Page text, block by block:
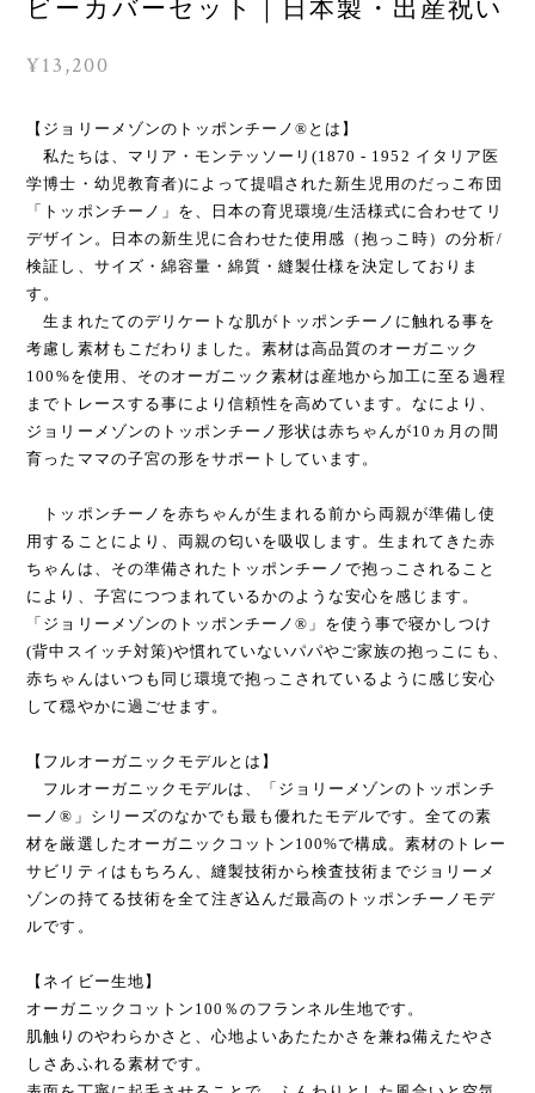
ビーカバーセット｜日本製・出産祝い
¥13,200
【ジョリーメゾンのトッポンチーノ®とは】
私たちは、マリア・モンテッソーリ(1870 - 1952 イタリア医
学博士・幼児教育者)によって提唱された新生児用のだっこ布団
「トッポンチーノ」を、日本の育児環境/生活様式に合わせてリ
デザイン。日本の新生児に合わせた使用感（抱っこ時）の分析/
検証し、サイズ・綿容量・綿質・縫製仕様を決定しておりま
す。
生まれたてのデリケートな肌がトッポンチーノに触れる事を
考慮し素材もこだわりました。素材は高品質のオーガニック
100%を使用、そのオーガニック素材は産地から加工に至る過程
までトレースする事により信頼性を高めています。なにより、
ジョリーメゾンのトッポンチーノ形状は赤ちゃんが10ヵ月の間
育ったママの子宮の形をサポートしています。
トッポンチーノを赤ちゃんが生まれる前から両親が準備し使
用することにより、両親の匂いを吸収します。生まれてきた赤
ちゃんは、その準備されたトッポンチーノで抱っこされること
により、子宮につつまれているかのような安心を感じます。
「ジョリーメゾンのトッポンチーノ®」を使う事で寝かしつけ
(背中スイッチ対策)や慣れていないパパやご家族の抱っこにも、
赤ちゃんはいつも同じ環境で抱っこされているように感じ安心
して穏やかに過ごせます。
【フルオーガニックモデルとは】
フルオーガニックモデルは、「ジョリーメゾンのトッポンチ
ーノ®」シリーズのなかでも最も優れたモデルです。全ての素
材を厳選したオーガニックコットン100%で構成。素材のトレー
サビリティはもちろん、縫製技術から検査技術までジョリーメ
ゾンの持てる技術を全て注ぎ込んだ最高のトッポンチーノモデ
ルです。
【ネイビー生地】
オーガニックコットン100％のフランネル生地です。
肌触りのやわらかさと、心地よいあたたかさを兼ね備えたやさ
しさあふれる素材です。